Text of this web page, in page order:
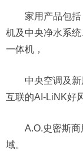
家用产品包
机及中央净水系
一体机，
中央空调及
互联的AI-LiNK好
A.O.史密斯
域。